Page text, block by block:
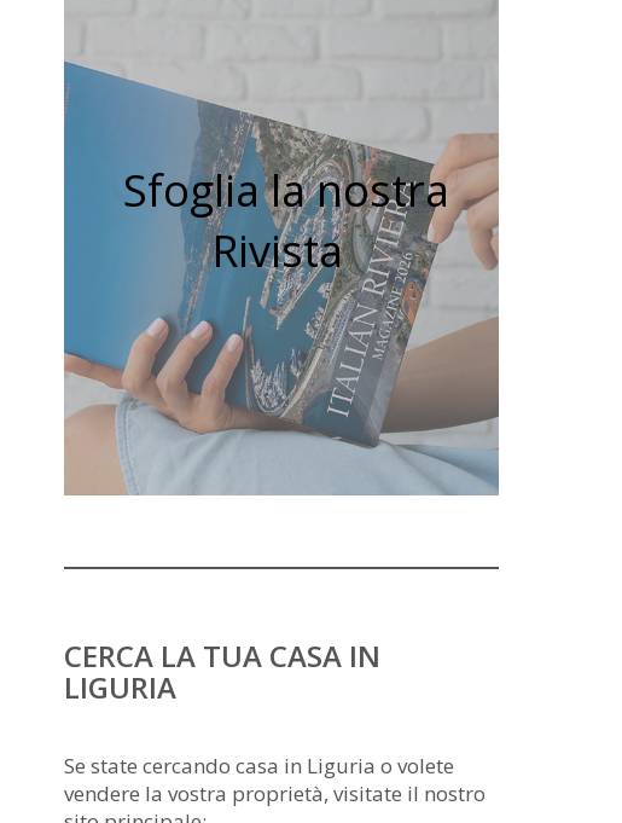
Sfoglia la nostra
Rivista
CERCA LA TUA CASA IN
LIGURIA
Se state cercando casa in Liguria o volete
vendere la vostra proprietà, visitate il nostro